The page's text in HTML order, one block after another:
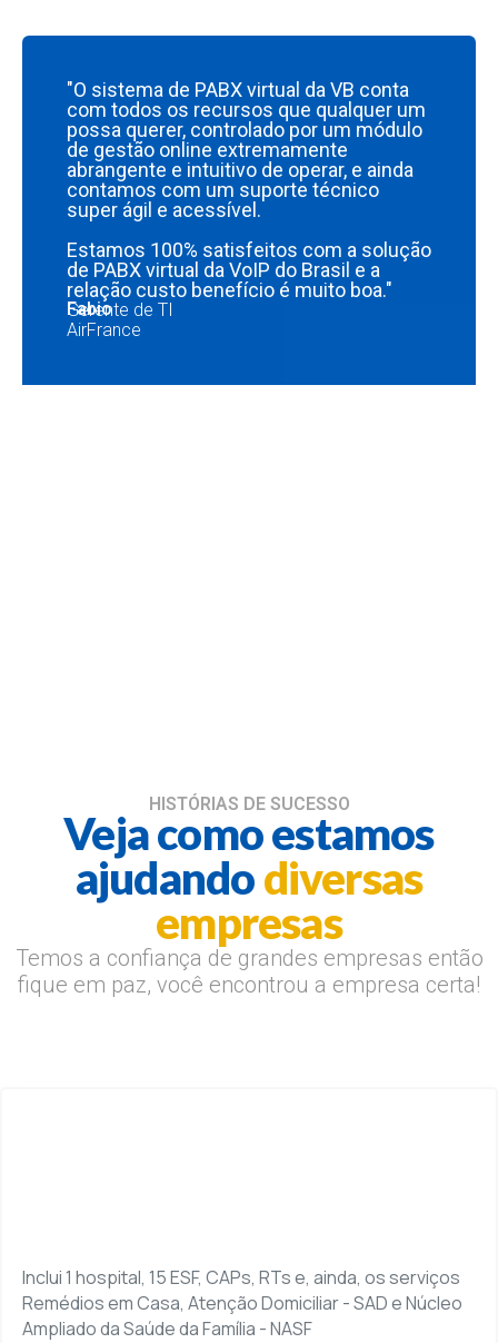
"O sistema de PABX virtual da VB conta
com todos os recursos que qualquer um
possa querer, controlado por um módulo
de gestão online extremamente
abrangente e intuitivo de operar, e ainda
contamos com um suporte técnico
super ágil e acessível.
Estamos 100% satisfeitos com a solução
de PABX virtual da VoIP do Brasil e a
relação custo benefício é muito boa."
Fabio
Gerente de TI
AirFrance
HISTÓRIAS DE SUCESSO
Veja como estamos
ajudandodiversas
empresas
Temos a confiança de grandes empresas então
fique em paz, você encontrou a empresa certa!
Inclui 1 hospital, 15 ESF, CAPs, RTs e, ainda, os serviços
Remédios em Casa, Atenção Domiciliar - SAD e Núcleo
Ampliado da Saúde da Família - NASF